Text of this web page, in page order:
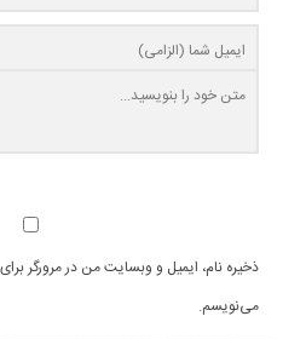
ذخیره نام، ایمیل و وبسایت من در مرورگر
می‌نویسم.